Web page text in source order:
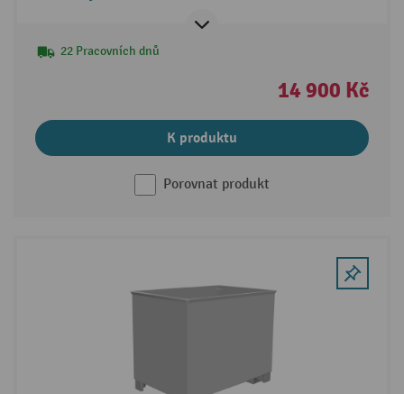
22 Pracovních dnů
14 900 Kč
K produktu
Porovnat produkt